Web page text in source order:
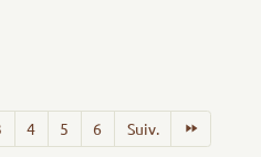
4 5 6 Suiv.